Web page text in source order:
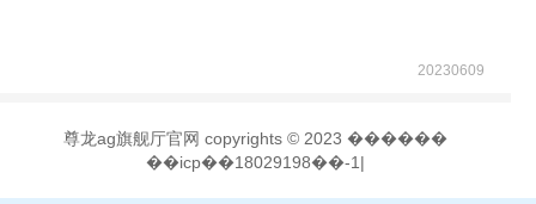
20230609
尊龙ag旗舰厅官网 copyrights © 2023 ������
��icp��18029198��-1|